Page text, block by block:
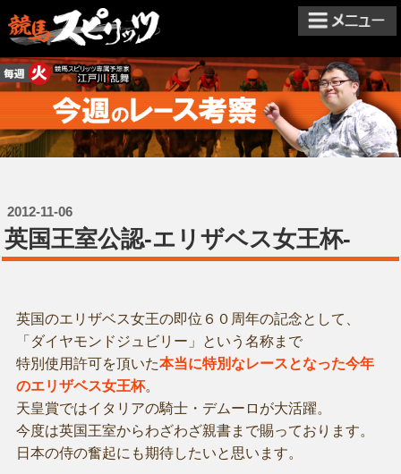
2012-11-06
英国王室公認-エリザベス女王杯-
英国のエリザベス女王の即位６０周年の記念として、
「ダイヤモンドジュビリー」という名称まで
特別使用許可を頂いた本当に特別なレースとなった今年
のエリザベス女王杯。
天皇賞ではイタリアの騎士・デムーロが大活躍。
今度は英国王室からわざわざ親書まで賜っております。
日本の侍の奮起にも期待したいと思います。